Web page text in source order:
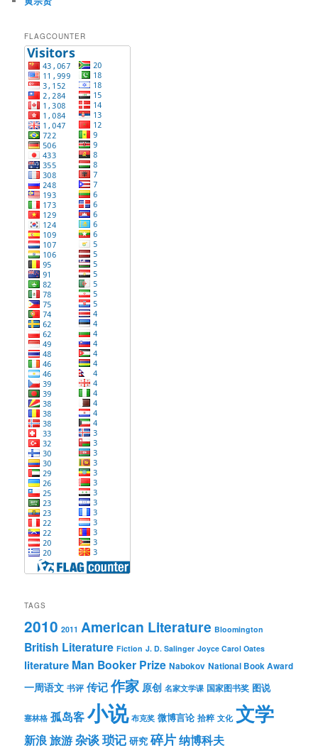
FLAGCOUNTER
TAGS
2010 2011 American Literature Bloomington
British Literature Fiction J. D. Salinger Joyce Carol Oates
literature Man Booker Prize Nabokov National Book Award
一周语文 书评 传记作家 原创 名家文学课 国家图书奖 图说
塞林格 孤岛客小说 布克奖 微博言论 拾粹 文化 文学
新浪旅游杂谈琐记 研究 碎片纳博科夫